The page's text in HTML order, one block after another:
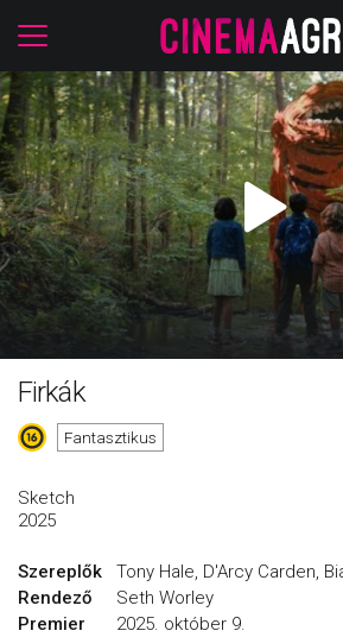
Firkák
Fantasztikus
Sketch
2025
Szereplők
Tony Hale, D'Arcy Carden,
Rendező
Seth Worley
Premier
2025. október 9.